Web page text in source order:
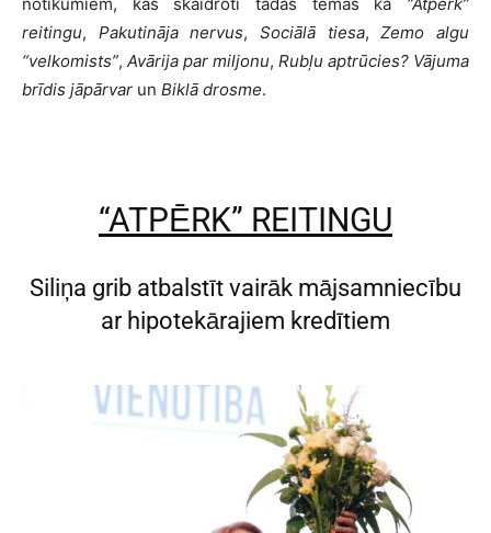
reitingu, Pakutināja nervus,Sociālā tiesa,Zemo algu
“velkomists”, Avārija par miljonu, Rubļu aptrūcies? Vājuma
brīdis jāpārvar un Biklā drosme.
“ATPĒRK” REITINGU
Siliņa grib atbalstīt vairāk mājsamniecību
ar hipotekārajiem kredītiem